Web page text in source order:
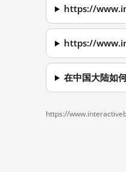
https://
https://
在中国大陆如
https://